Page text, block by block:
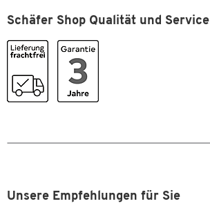
Material Stahl
Typ
Verstellbar
230
Schäfer Shop Qualität und Service
Unsere Empfehlungen für Sie